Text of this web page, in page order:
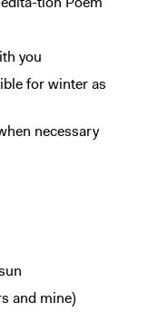
you
for winter as
necessary
and mine)